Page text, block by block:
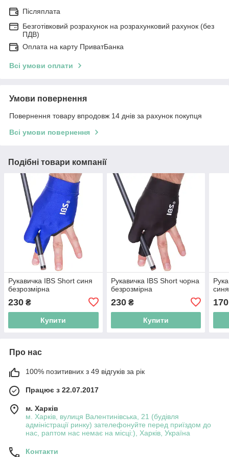
Післяплата
Безготівковий розрахунок на розрахунковий рахунок (без
ПДВ)
Оплата на карту ПриватБанка
Всі умови оплати
Умови повернення
Повернення товару впродовж 14 днів за рахунок покупця
Всі умови повернення
Подібні товари компанії
Рукавичка IBS Short синя
безрозмірна
230 ₴
Купити
Рукавичка IBS Short чорна
безрозмірна
230₴
Купити
170
Про нас
100% позитивних з 49 відгуків за рік
Працює з 22.07.2017
м. Харків
м. Харків, вулиця Валентинівська, 21 (будівля
адміністрації ринку) зателефонуйте перед приїздом до
нас, раптом нас немає на місці:), Харків, Україна
Контакти